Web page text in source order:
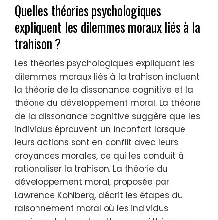
Quelles théories psychologiques
expliquent les dilemmes moraux liés à la
trahison ?
Les théories psychologiques expliquant les
dilemmes moraux liés à la trahison incluent
la théorie de la dissonance cognitive et la
théorie du développement moral. La théorie
de la dissonance cognitive suggère que les
individus éprouvent un inconfort lorsque
leurs actions sont en conflit avec leurs
croyances morales, ce qui les conduit à
rationaliser la trahison. La théorie du
développement moral, proposée par
Lawrence Kohlberg, décrit les étapes du
raisonnement moral où les individus